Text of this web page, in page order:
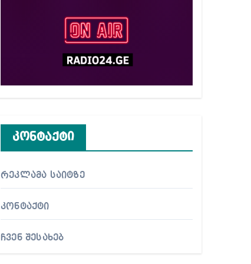
კონტაქტი
რეკლამა საიტზე
კონტაქტი
ჩვენ შესახებ